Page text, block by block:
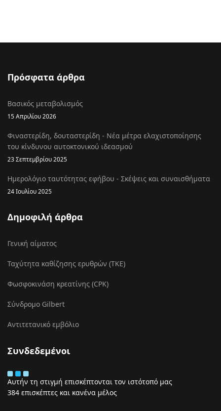
Πρόσφατα άρθρα
Βασικός μεταβολισμός
15 Απριλίου 2026
Φιναστερίδη, δουταστερίδη - Νέα μέτρα ελαχιστοποίησης
του κίνδυνου αυτοκτονικού ιδεασμού
23 Σεπτεμβρίου 2025
Ημερολόγιο ταυτότητας εφήβου - Σκέψεις και συναισθήματα
24 Ιουλίου 2025
Δημοφιλή άρθρα
Γενική αίματος
Ταχύτητα καθίζησης ερυθρών (ΤΚΕ)
Φωσφοκινάση κρεατίνης (CPK)
Σύνδρομο Gilbert
Αντιτετανικό εμβόλιο
Συνδεδεμένοι
Αυτήν τη στιγμή επισκέπτονται τον ιστότοπό μας
384 επισκέπτες και κανένα μέλος